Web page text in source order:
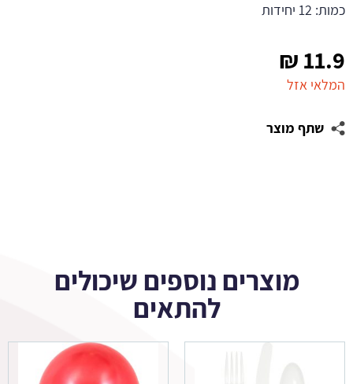
11.9
₪
המלאי אזל
שתף מוצר
כמות: 12 יחידות
מוצרים נוספים שיכולים
להתאים